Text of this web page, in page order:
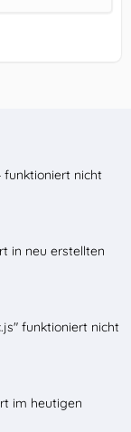
funktioniert nicht
in neu erstellten
funktioniert nicht
im heutigen